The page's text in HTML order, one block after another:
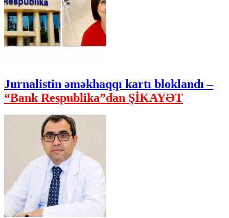
Jurnalistin əməkhaqqı kartı bloklandı –
“Bank Respublika”dan ŞİKAYƏT